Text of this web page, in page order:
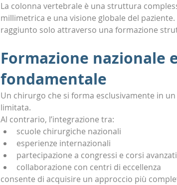
La colonna vertebrale è una struttura
millimetrica e una visione globale del
raggiunto solo attraverso una formazione
Formazione nazionale
fondamentale
Un chirurgo che si forma esclusivamente in
limitata.
Al contrario, l’integrazione tra:
scuole chirurgiche nazionali
esperienze internazionali
partecipazione a congressi e corsi avanzati
collaborazione con centri di eccellenza
consente di acquisire un approccio più